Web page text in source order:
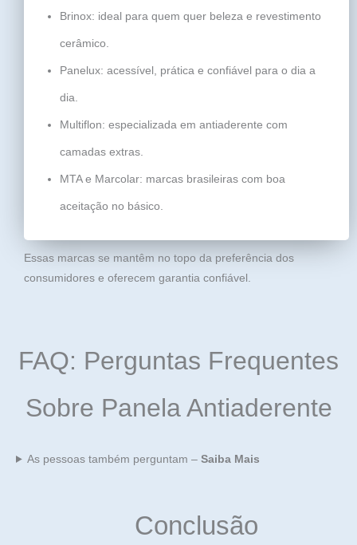
Brinox: ideal para quem quer beleza e revestimento
cerâmico.
Panelux: acessível, prática e confiável para o dia a
dia.
Multiflon: especializada em antiaderente com
camadas extras.
MTA e Marcolar: marcas brasileiras com boa
aceitação no básico.
Essas marcas se mantêm no topo da preferência dos
consumidores e oferecem garantia confiável.
FAQ: Perguntas Frequentes
Sobre Panela Antiaderente
As pessoas também perguntam –Saiba Mais
Conclusão